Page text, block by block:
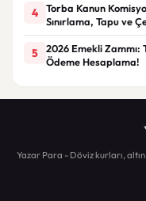
4
Torba Kanun
Sınırlama, Tapu ve
5
2026 Emekli
Ödeme Hesaplama!
Yazar Para - Döviz kurları,